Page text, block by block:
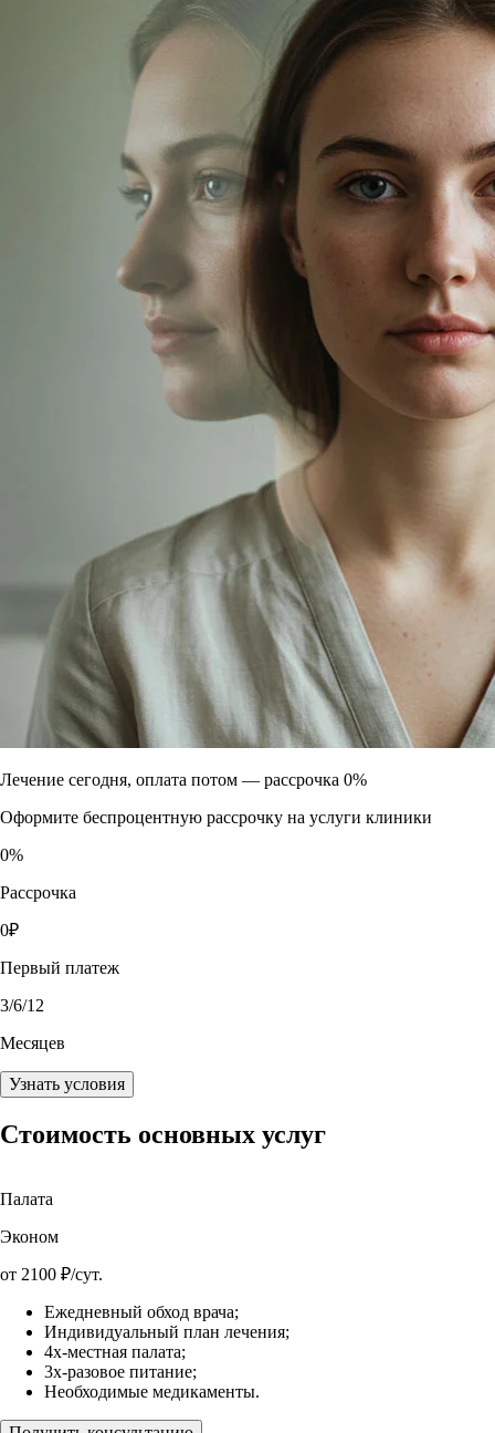
Лечение сегодня, оплата потом — рассрочка 0%
Оформите беспроцентную рассрочку на услуги клиники
0%
Рассрочка
0₽
Первый платеж
3/6/12
Месяцев
Узнать условия
Стоимость основных услуг
Палата
Эконом
от 2100 ₽/сут.
Ежедневный обход врача;
Индивидуальный план лечения;
4х-местная палата;
3х-разовое питание;
Необходимые медикаменты.